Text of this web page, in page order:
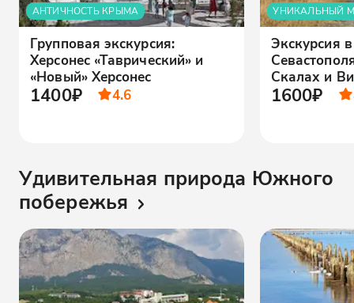
АНТИЧНОСТЬ КРЫМА
Групповая экскурсия:
Херсонес «Таврический» и
«Новый» Херсонес
1400₽ 4.6
УНИКАЛЬНЫЙ
Экскурсия
Скалах и
1600₽
Удивительная природа Южного
побережья